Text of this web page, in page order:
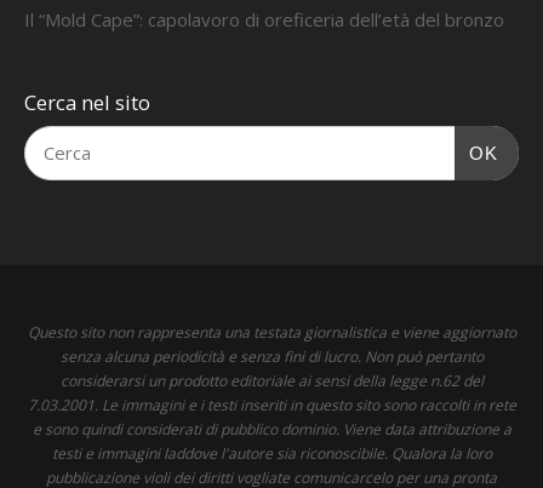
Il “Mold Cape”: capolavoro di oreficeria dell’età del bronzo
Cerca nel sito
OK
Questo sito non rappresenta una testata giornalistica e viene aggiornato
senza alcuna periodicità e senza fini di lucro. Non può pertanto
considerarsi un prodotto editoriale ai sensi della legge n.62 del
7.03.2001. Le immagini e i testi inseriti in questo sito sono raccolti in rete
e sono quindi considerati di pubblico dominio. Viene data attribuzione a
testi e immagini laddove l'autore sia riconoscibile. Qualora la loro
pubblicazione violi dei diritti vogliate comunicarcelo per una pronta